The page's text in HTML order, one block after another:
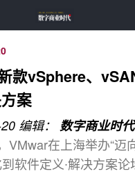
款vSphere、
案
编辑： 数字商业时代
VMwar在上海举办“迈
软件定义∙解决方案